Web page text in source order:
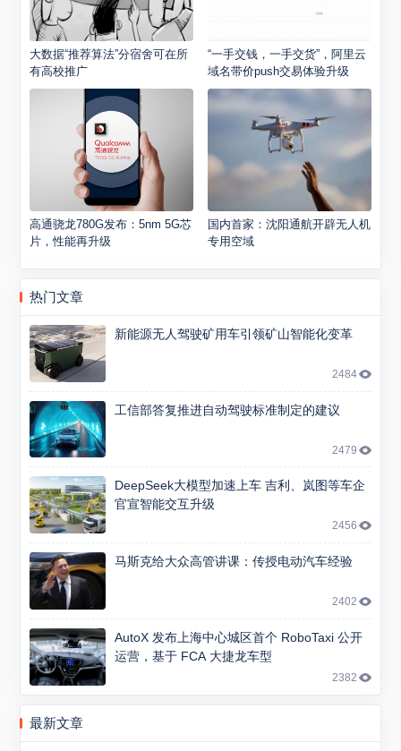
大数据“推荐算法”分宿舍可在所
有高校推广
“一手交钱，一手交货”，阿里云
域名带价push交易体验升级
高通骁龙780G发布：5nm 5G芯
片，性能再升级
国内首家：沈阳通航开辟无人机
专用空域
热门文章
新能源无人驾驶矿用车引领矿山智能化变革
2484
工信部答复推进自动驾驶标准制定的建议
2479
DeepSeek大模型加速上车 吉利、岚图等车企
官宣智能交互升级
2456
马斯克给大众高管讲课：传授电动汽车经验
2402
AutoX 发布上海中心城区首个 RoboTaxi 公开
运营，基于 FCA 大捷龙车型
2382
最新文章